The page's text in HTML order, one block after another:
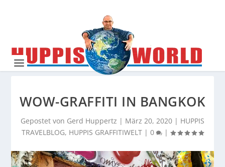
WOW-GRAFFITI IN BANGKOK
Gepostet von Gerd Huppertz | März 20, 2020 | HUPPIS
TRAVELBLOG, HUPPIS GRAFFITIWELT | 0 |